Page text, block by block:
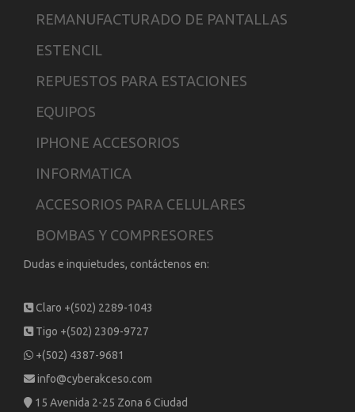
REMANUFACTURADO DE PANTALLAS
ESTENCIL
REPUESTOS PARA ESTACIONES
EQUIPOS
IPHONE ACCESORIOS
INFORMATICA
ACCESORIOS PARA CELULARES
BOMBAS Y COMPRESORES
Dudas e inquietudes, contáctenos en:
Claro +(502) 2289-1043
Tigo +(502) 2309-9727
+(502) 4387-9681
info@cyberakceso.com
15 Avenida 2-25 Zona 6 Ciudad